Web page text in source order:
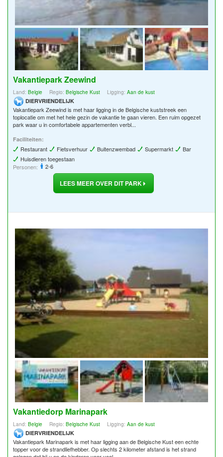
Vakantiepark Zeewind
Land: Belgie Regio: Belgische Kust Ligging: Aan de kust
DIERVRIENDELIJK
Vakantiepark Zeewind is met haar ligging in de Belgische kuststreek een
toplocatie om met het hele gezin de vakantie te gaan vieren. Een ruim opgezet
park waar u in comfortabele appartementen verbl...
Faciliteiten:
Restaurant Fietsverhuur Buitenzwembad Supermarkt
Bar
Huisdieren toegestaan
Personen:
2-6
LEES MEER OVER DIT PARK
Vakantiedorp Marinapark
Land: Belgie Regio: Belgische Kust Ligging: Aan de kust
DIERVRIENDELIJK
Vakantiepark Marinapark is met haar ligging aan de Belgische Kust een echte
topper voor de strandliefhebber. Op slechts 2 kilometer afstand is het strand